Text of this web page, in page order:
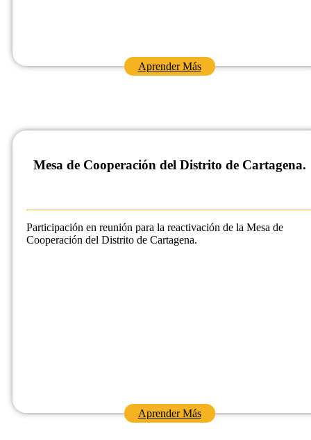
Aprender Más
Mesa de Cooperación del Distrito de Cartagena.
Participación en reunión para la reactivación de la Mesa de
Cooperación del Distrito de Cartagena.
Aprender Más